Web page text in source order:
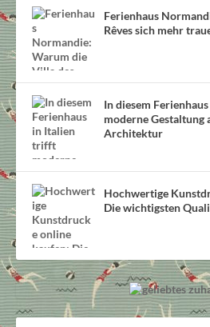
Ferienhaus
Rêves sich mehr
In diesem
moderne Gestaltung
Architektur
Hochwertige
Die wichtigsten